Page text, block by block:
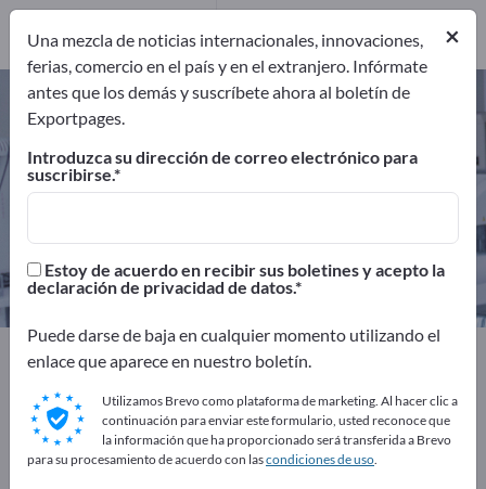
Aparatos médicos – encuentre
fabricantes y proveedores
Exportadores Fabricantes
6 1
Proveedores de
servicio1
Exportpages
Medicina y laboratorio
¡Anúnciese gratis en Exportpages!
×
Una mezcla de noticias internacionales, innovaciones,
ferias, comercio en el país y en el extranjero. Infórmate
antes que los demás y suscríbete ahora al boletín de
Exportpages.
Introduzca su dirección de correo electrónico para
suscribirse.
Estoy de acuerdo en recibir sus boletines y acepto la
declaración de privacidad de datos.
Puede darse de baja en cualquier momento utilizando el
enlace que aparece en nuestro boletín.
Utilizamos Brevo como plataforma de marketing. Al hacer clic a
continuación para enviar este formulario, usted reconoce que
la información que ha proporcionado será transferida a Brevo
para su procesamiento de acuerdo con lascondiciones de uso.